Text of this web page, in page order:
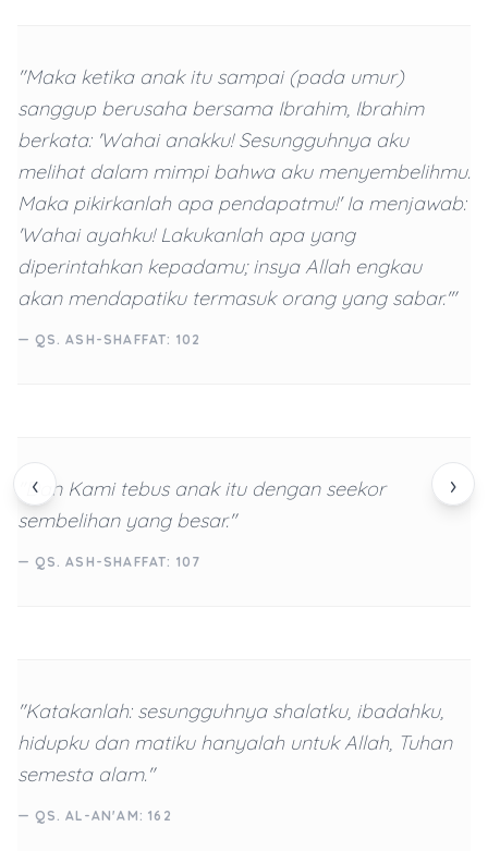
‹ ›
"Maka ketika anak itu sampai (pada umur)
sanggup berusaha bersama Ibrahim, Ibrahim
berkata: 'Wahai anakku! Sesungguhnya aku
melihat dalam mimpi bahwa aku menyembelihmu.
Maka pikirkanlah apa pendapatmu!' Ia menjawab:
'Wahai ayahku! Lakukanlah apa yang
diperintahkan kepadamu; insya Allah engkau
akan mendapatiku termasuk orang yang sabar.'"
— QS. ASH-SHAFFAT: 102
"Dan Kami tebus anak itu dengan seekor
sembelihan yang besar."
— QS. ASH-SHAFFAT: 107
"Katakanlah: sesungguhnya shalatku, ibadahku,
hidupku dan matiku hanyalah untuk Allah, Tuhan
semesta alam."
— QS. AL-AN'AM: 162